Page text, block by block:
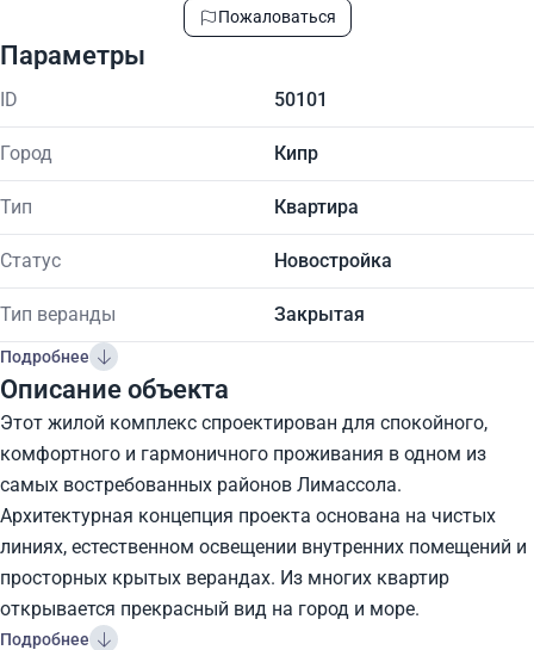
Пожаловаться
Параметры
ID 50101
Город Кипр
Тип Квартира
Статус Новостройка
Тип веранды Закрытая
Подробнее
Описание объекта
Этот жилой комплекс спроектирован для спокойного,
комфортного и гармоничного проживания в одном из
самых востребованных районов Лимассола.
Архитектурная концепция проекта основана на чистых
линиях, естественном освещении внутренних помещений и
просторных крытых верандах. Из многих квартир
открывается прекрасный вид на город и море.
Подробнее